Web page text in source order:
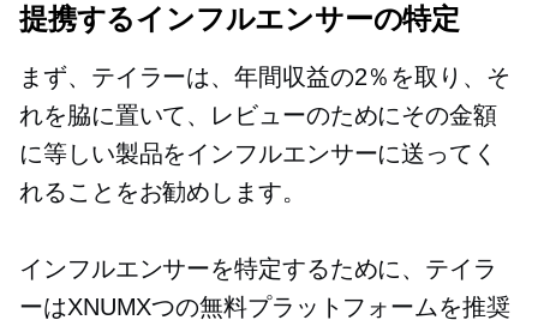
提携するインフルエンサーの特定
まず、テイラーは、年間収益の2％を取り、そ
れを脇に置いて、レビューのためにその金額
に等しい製品をインフルエンサーに送ってく
れることをお勧めします。
インフルエンサーを特定するために、テイラ
ーはXNUMXつの無料プラットフォームを推奨